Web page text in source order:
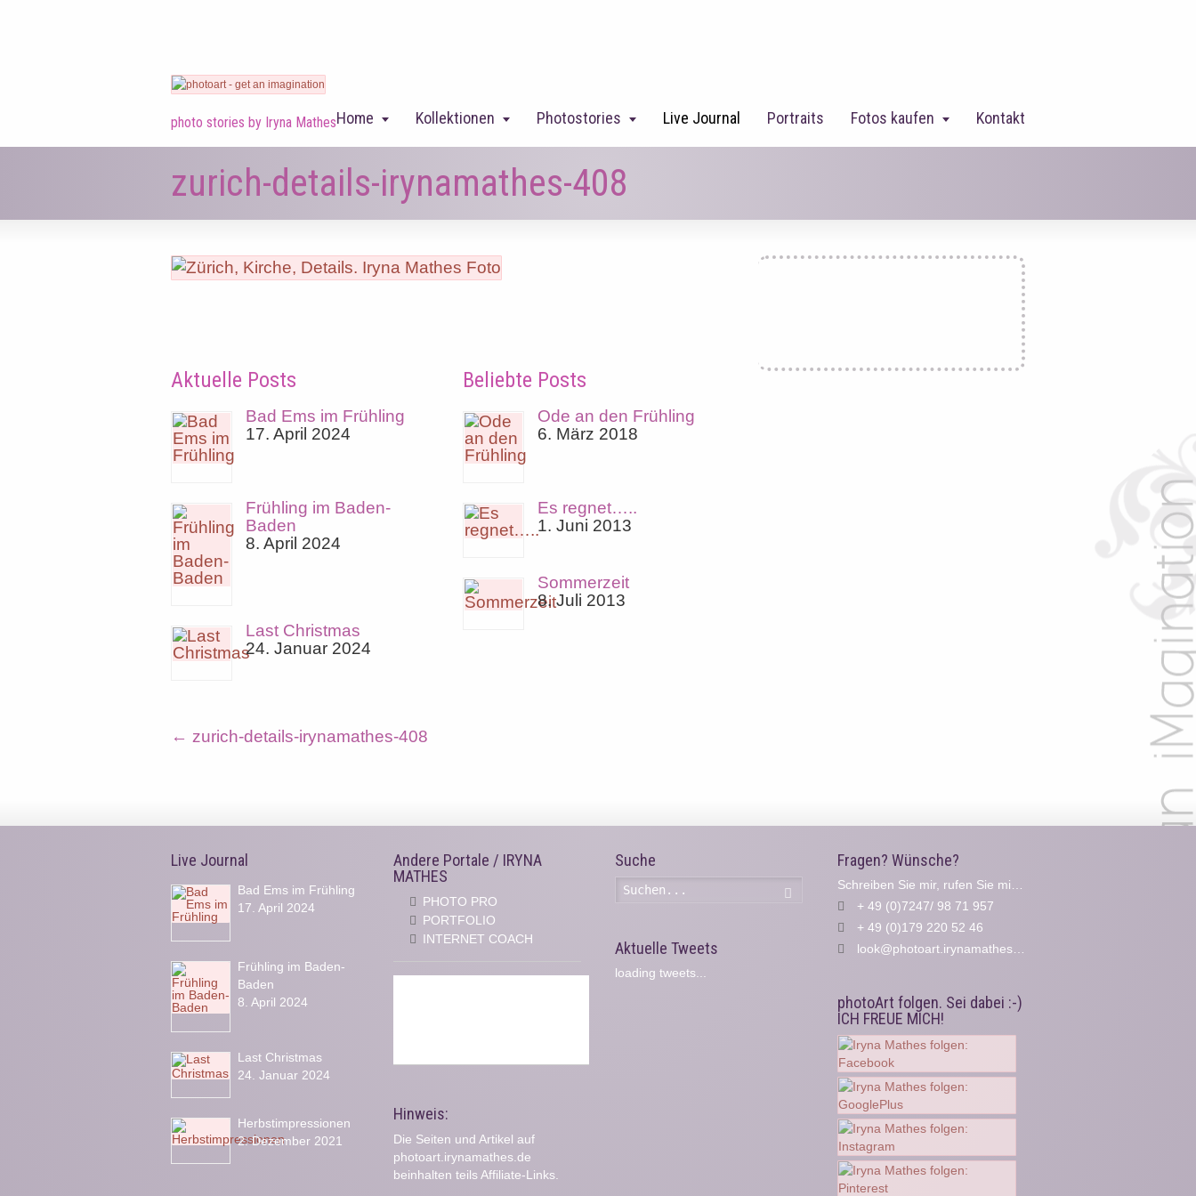
photo stories by Iryna MathesHome Kollektionen Photostories Live Journal Portraits Fotos kaufen Kontakt
zurich-details-irynamathes-408
Aktuelle Posts
Bad Ems im Frühling
17. April 2024
Frühling im Baden-
Baden
8. April 2024
Last Christmas
24. Januar 2024
Beliebte Posts
Ode an den Frühling
6. März 2018
Es regnet…..
1. Juni 2013
Sommerzeit
8. Juli 2013
← zurich-details-irynamathes-408
Live Journal
Bad Ems im Frühling
17. April 2024
Frühling im Baden-
Baden
8. April 2024
Last Christmas
24. Januar 2024
Herbstimpressionen
2. Dezember 2021
Andere Portale / IRYNA
MATHES
PHOTO PRO
PORTFOLIO
INTERNET COACH
Hinweis:
Die Seiten und Artikel auf
photoart.irynamathes.de
beinhalten teils Affiliate-Links.
Suche
Aktuelle Tweets
loading tweets...
Fragen? Wünsche?
Schreiben Sie mir, rufen Sie mich an...
+ 49 (0)7247/ 98 71 957
+ 49 (0)179 220 52 46
look@photoart.irynamathes.de
photoArt folgen. Sei dabei :-)
ICH FREUE MICH!